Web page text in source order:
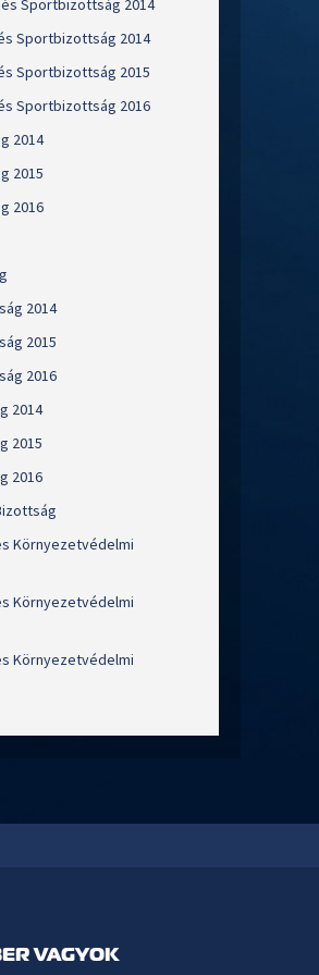
Sportbizottság 2014
Sportbizottság 2014
Sportbizottság 2015
Sportbizottság 2016
2014
2015
2016
2014
2015
2016
2014
2015
2016
Környezetvédelmi
Környezetvédelmi
Környezetvédelmi
VAGYOK